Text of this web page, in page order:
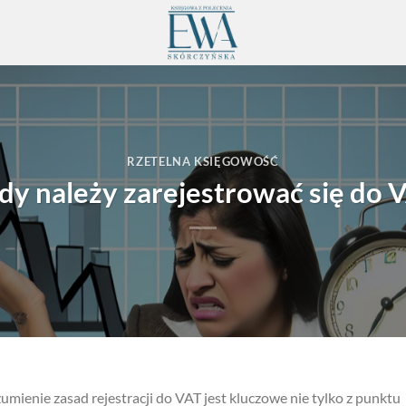
RZETELNA KSIĘGOWOŚĆ
należy zarejestrować się do
zasad rejestracji do VAT jest kluczowe nie tylko z punktu